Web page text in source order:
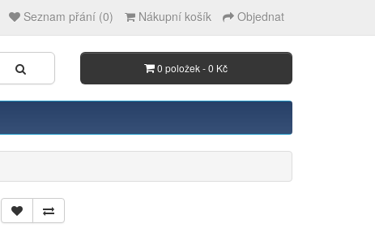
Seznam přání (0) Nákupní košík Objednat
0 položek - 0 Kč